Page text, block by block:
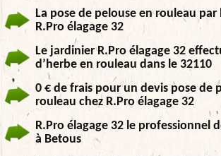
La pose de pelouse en rouleau
R.Pro élagage 32
Le jardinier R.Pro élagage 32
d’herbe en rouleau dans le 32110
0 € de frais pour un devis pose de
rouleau chez R.Pro élagage 32
R.Pro élagage 32 le professionnel
à Betous